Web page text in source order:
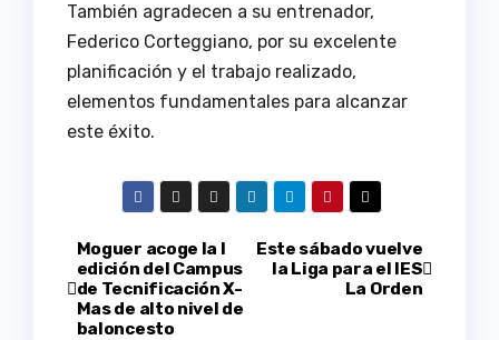
También agradecen a su entrenador,
Federico Corteggiano, por su excelente
planificación y el trabajo realizado,
elementos fundamentales para alcanzar
este éxito.
Navegación
de
Este sábado vuelve
la Liga para el IES
La Orden
Moguer acoge la I
edición del Campus
de Tecnificación X-
Mas de alto nivel de
baloncesto